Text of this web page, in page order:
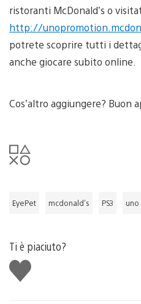
ristoranti McDonald’s o
http://
potrete scoprire tutti i
anche giocare subito online.
Cos’altro aggiungere?
EyePet mcdonald's PS3
Ti è piaciuto?
Mi
piace